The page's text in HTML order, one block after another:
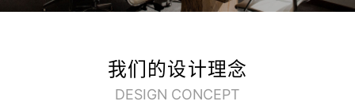
我们的设计理念
DESIGN CONCEPT